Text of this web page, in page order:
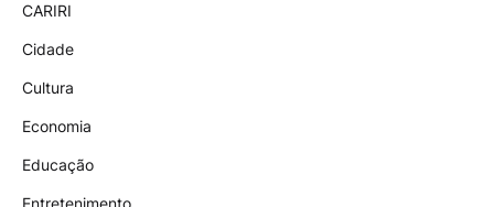
CARIRI
Cidade
Cultura
Economia
Educação